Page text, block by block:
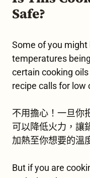
Safe?
Some of you
temperatures
certain cooking
recipe calls for low
不用擔心！一旦你
可以降低火力，讓
加熱至你想要的溫
But if you are